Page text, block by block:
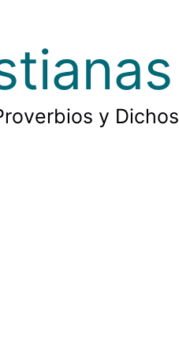
y Dichos